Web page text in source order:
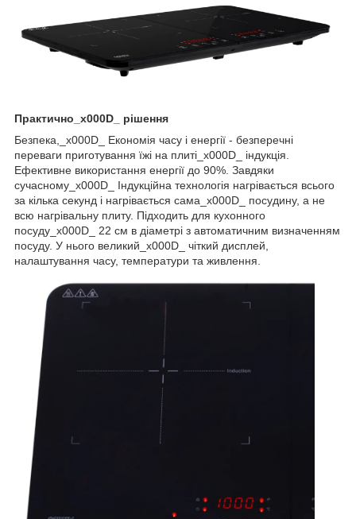
Практично_x000D_ рішення
Безпека,_x000D_ Економія часу і енергії - безперечні
переваги приготування їжі на плиті_x000D_ індукція.
Ефективне використання енергії до 90%. Завдяки
сучасному_x000D_ Індукційна технологія нагрівається всього
за кілька секунд і нагрівається сама_x000D_ посудину, а не
всю нагрівальну плиту. Підходить для кухонного
посуду_x000D_ 22 см в діаметрі з автоматичним визначенням
посуду. У нього великий_x000D_ чіткий дисплей,
налаштування часу, температури та живлення.